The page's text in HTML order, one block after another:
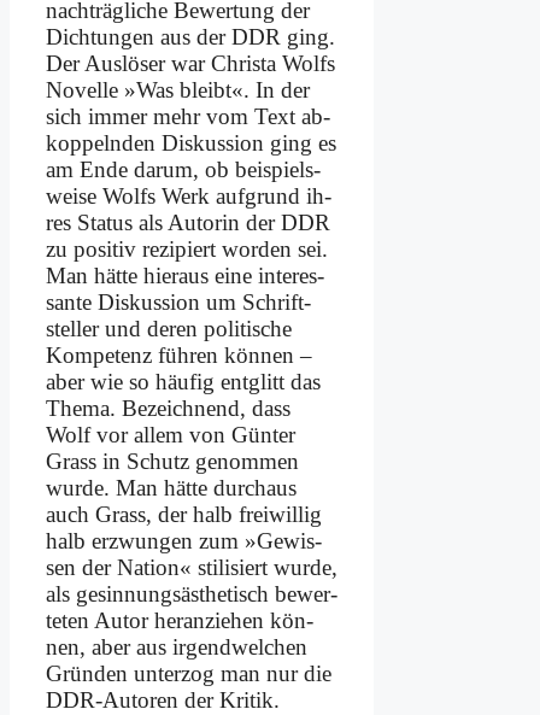
nach­träg­li­che Be­wer­tung der
Dich­tun­gen aus der DDR ging.
Der Aus­lö­ser war Chri­sta Wolfs
No­vel­le »Was bleibt«. In der
sich im­mer mehr vom Text ab­
kop­peln­den Dis­kus­si­on ging es
am En­de dar­um, ob bei­spiels­
wei­se Wolfs Werk auf­grund ih­
res Sta­tus als Au­torin der DDR
zu po­si­tiv re­zi­piert wor­den sei.
Man hät­te hier­aus ei­ne in­ter­es­
san­te Dis­kus­si­on um Schrift­
stel­ler und de­ren po­li­ti­sche
Kom­pe­tenz füh­ren kön­nen –
aber wie so häu­fig ent­glitt das
The­ma. Be­zeich­nend, dass
Wolf vor al­lem von Gün­ter
Grass in Schutz ge­nom­men
wur­de. Man hät­te durch­aus
auch Grass, der halb frei­wil­lig
halb er­zwun­gen zum »Ge­wis­
sen der Na­ti­on« sti­li­siert wur­de,
als ge­sin­nungs­äs­the­tisch be­wer­
te­ten Au­tor her­an­zie­hen kön­
nen, aber aus ir­gend­wel­chen
Grün­den un­ter­zog man nur die
DDR-Au­toren der Kri­tik.